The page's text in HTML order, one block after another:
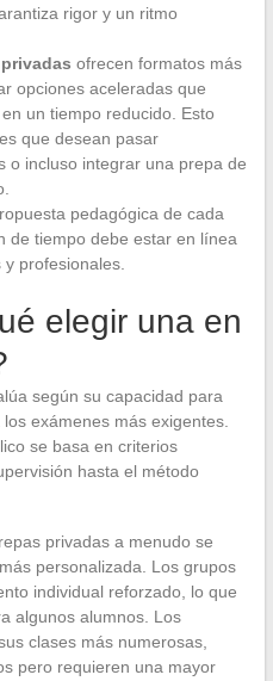
rigor y un ritmo
ofrecen formatos más
opciones aceleradas que
un tiempo reducido. Esto
que desean pasar
o incluso integrar una prepa de
pedagógica de cada
de tiempo debe estar en línea
profesionales.
elegir una en
según su capacidad para
exámenes más exigentes.
se basa en criterios
hasta el método
privadas a menudo se
personalizada. Los grupos
individual reforzado, lo que
algunos alumnos. Los
clases más numerosas,
pero requieren una mayor